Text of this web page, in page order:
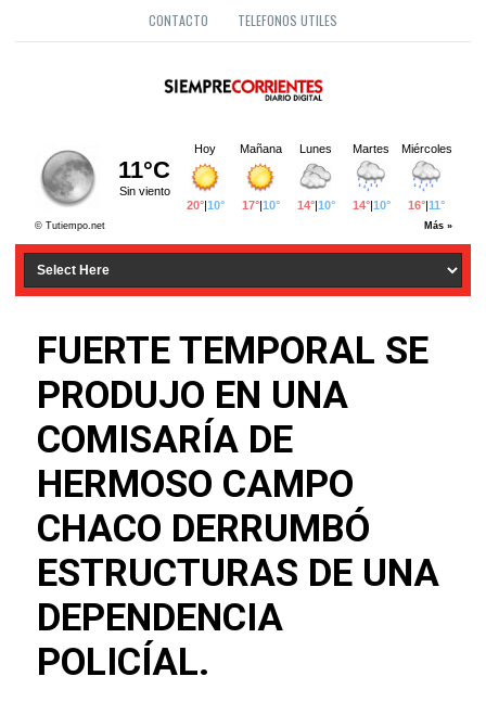
CONTACTO TELEFONOS UTILES
FUERTE TEMPORAL SE
PRODUJO EN UNA
COMISARÍA DE
HERMOSO CAMPO
CHACO DERRUMBÓ
ESTRUCTURAS DE UNA
DEPENDENCIA
POLICÍAL.